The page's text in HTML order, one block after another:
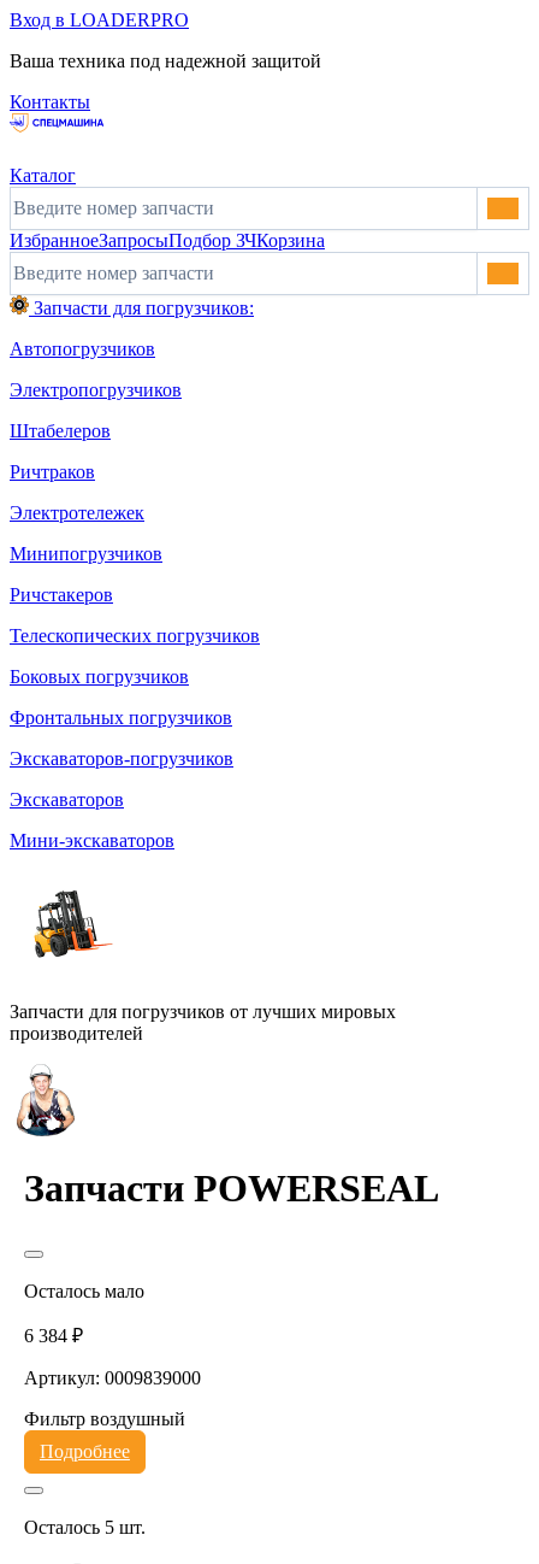
Вход в LOADERPRO
Ваша техника под надежной защитой
Контакты
Каталог
ИзбранноеЗапросыПодбор ЗЧКорзина
Запчасти для погрузчиков:
Автопогрузчиков
Электропогрузчиков
Штабелеров
Ричтраков
Электротележек
Минипогрузчиков
Ричстакеров
Телескопических погрузчиков
Боковых погрузчиков
Фронтальных погрузчиков
Экскаваторов-погрузчиков
Экскаваторов
Мини-экскаваторов
Запчасти для погрузчиков от лучших мировых
производителей
Запчасти POWERSEAL
Осталось мало
6 384 ₽
Артикул: 0009839000
Фильтр воздушный
Подробнее
Осталось 5 шт.